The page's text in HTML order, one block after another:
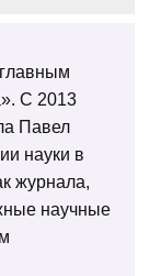
С 2013
Павел
науки в
журнала,
научные